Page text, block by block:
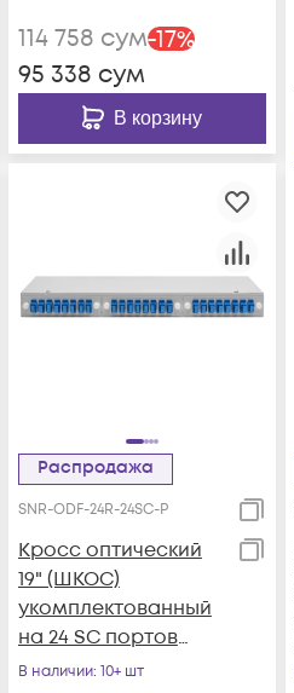
114 758 сум-17%
95 338 сум
В корзину
Распродажа
SNR-ODF-24R-24SC-P
Кросс оптический
19" (ШКОС)
укомплектованный
на 24 SC портов
(комплект с
В наличии: 10+ шт